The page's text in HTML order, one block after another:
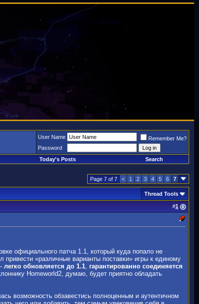
User Name
Remember Me?
Password
Today's Posts Search
Page 7 of 7 < 1 2 3 4 5 6 7
Thread Tools
#1
официального патча 1.1, который куда попало не
«различные варианты поставки» игры к единому
легко обновляется до 1.1, гарантированно соединяется
Homeworld2, думаю, будет приятно обладать
возможность обзавестись полноценным и аутентичном